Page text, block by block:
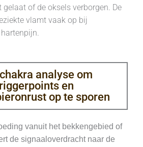
gelaat of de oksels verborgen. De
vlamt vaak op bij
analyse om
en
op te sporen
vanuit het bekkengebied of
de signaaloverdracht naar de